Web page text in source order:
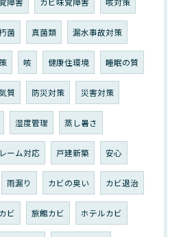
障害 カビ味覚障害 咳対策
菌 真菌類 漏水事故対策
咳 健康住環境 睡眠の質
質 防災対策 災害対策
湿度管理 蒸し暑さ
ーム対応 戸建新築 安心
雨漏り カビの臭い カビ退治
ビ 旅館カビ ホテルカビ